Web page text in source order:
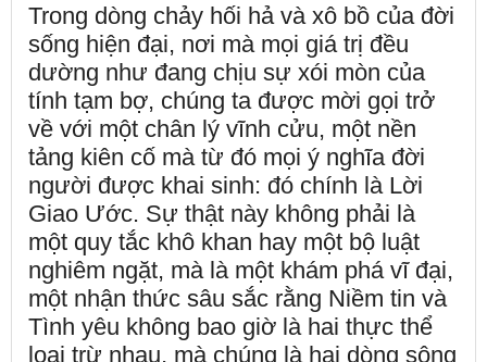
Trong dòng chảy hối hả và xô bồ của đời
sống hiện đại, nơi mà mọi giá trị đều
dường như đang chịu sự xói mòn của
tính tạm bợ, chúng ta được mời gọi trở
về với một chân lý vĩnh cửu, một nền
tảng kiên cố mà từ đó mọi ý nghĩa đời
người được khai sinh: đó chính là Lời
Giao Ước. Sự thật này không phải là
một quy tắc khô khan hay một bộ luật
nghiêm ngặt, mà là một khám phá vĩ đại,
một nhận thức sâu sắc rằng Niềm tin và
Tình yêu không bao giờ là hai thực thể
loại trừ nhau, mà chúng là hai dòng sông